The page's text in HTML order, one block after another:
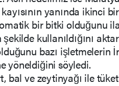
yanında ikinci
bir bitki olduğunu
kullanıldığını
bazı işletmelerin
yöneldiğini söyledi.
bal ve zeytinyağı ile